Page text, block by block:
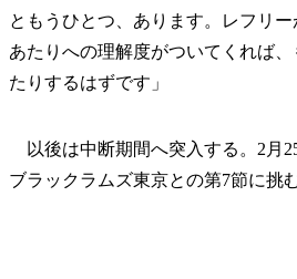
ともうひとつ、あります。レフリ
あたりへの理解度がついてくれば
たりするはずです」
以後は中断期間へ突入する。2月
ブラックラムズ東京との第7節に挑む